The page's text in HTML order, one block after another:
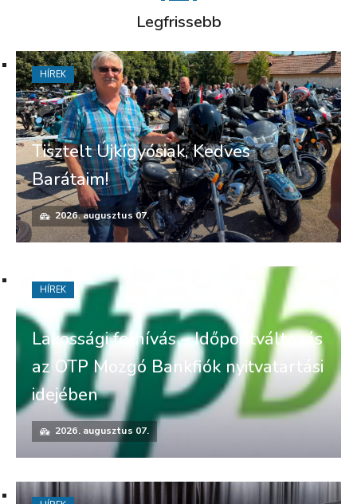
Legfrissebb
Tisztelt Újkígyósiak, Kedves
Barátaim!
2026. augusztus 07.
HÍREK
Lakossági felhívás – Időpontváltozás
az OTP Mozgó Bankfiók nyitvatartási
idejében
2026. augusztus 07.
HÍREK